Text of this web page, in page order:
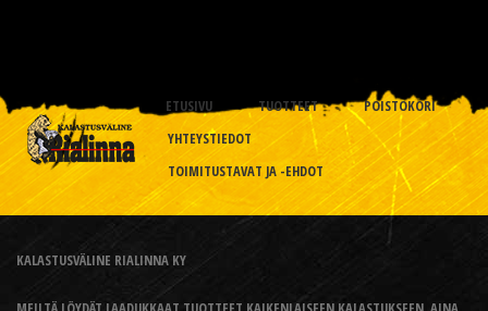
ETUSIVU TUOTTEET
POISTOKORI
YHTEYSTIEDOT
TOIMITUSTAVAT JA -EHDOT
KALASTUSVÄLINE RIALINNA KY